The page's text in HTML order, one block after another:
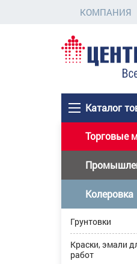
КОМПАНИЯ
Каталог
Торговые
Колеровка
Грунтовки
Краски, эмали
работ